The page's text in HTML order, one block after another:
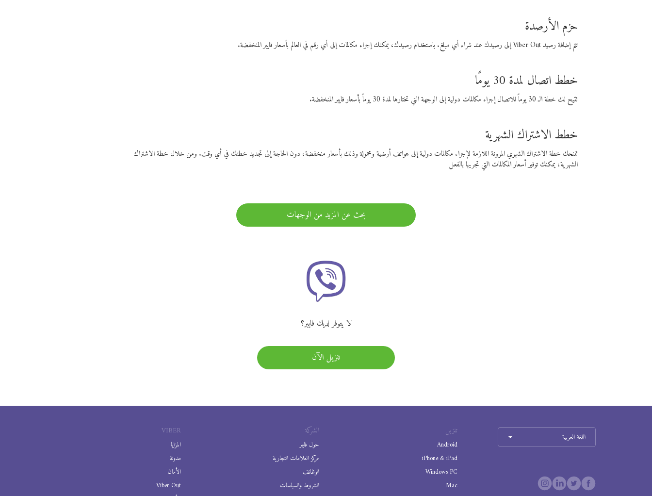
حزم الأرصدة
تتم إضافة رصيد Viber Out إلى رصيدك عند شراء أي مبلغ. باستخدام رصيدك، يمكنك إجراء مكالمات إلى أي رقم في العالم بأسعار فايبر المنخفضة.
خطط اتصال لمدة 30 يومًا
تتيح لك خطة الـ 30 يوماً للاتصال إجراء مكالمات دولية إلى الوجهة التي تختارها لمدة 30 يوماً بأسعار فايبر المنخفضة.
خطط الاشتراك الشهرية
تمنحك خطة الاشتراك الشهري المرونة اللازمة لإجراء مكالمات دولية إلى هواتف أرضية ومحمولة وذلك بأسعار منخفضة، دون الحاجة إلى تجديد خطتك في أي وقت. ومن خلال خطة الاشتراك
الشهرية، يمكنك توفير أسعار المكالمات التي تجريها بالفعل
بحث عن المزيد من الوجهات
لا يتوفر لديك فايبر؟
تنزيل الآن
VIBER
المزايا
مدونة
الأمان
Viber Out
الشركة
حول فايبر
مركز العلامات التجارية
الوظائف
الشروط والسياسات
تنزيل
Android
iPhone & iPad
Windows PC
Mac
اللغة العربية